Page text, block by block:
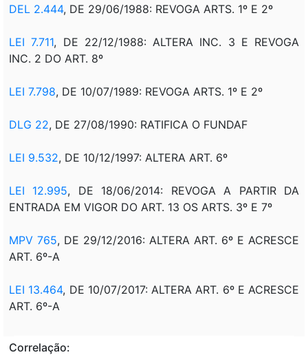
DEL 2.444, DE 29/06/1988: REVOGA ARTS. 1º E 2º
LEI 7.711, DE 22/12/1988: ALTERA INC. 3 E REVOGA
INC. 2 DO ART. 8º
LEI 7.798, DE 10/07/1989: REVOGA ARTS. 1º E 2º
DLG 22, DE 27/08/1990: RATIFICA O FUNDAF
LEI 9.532, DE 10/12/1997: ALTERA ART. 6º
LEI 12.995, DE 18/06/2014: REVOGA A PARTIR DA
ENTRADA EM VIGOR DO ART. 13 OS ARTS. 3º E 7º
MPV 765, DE 29/12/2016: ALTERA ART. 6º E ACRESCE
ART. 6º-A
LEI 13.464, DE 10/07/2017: ALTERA ART. 6º E ACRESCE
ART. 6º-A
Correlação: